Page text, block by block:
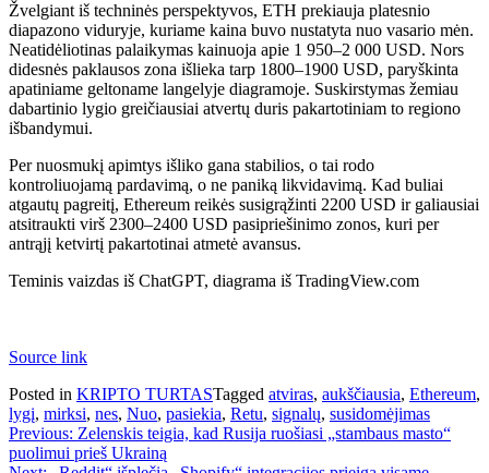
Žvelgiant iš techninės perspektyvos, ETH prekiauja platesnio
diapazono viduryje, kuriame kaina buvo nustatyta nuo vasario mėn.
Neatidėliotinas palaikymas kainuoja apie 1 950–2 000 USD. Nors
didesnės paklausos zona išlieka tarp 1800–1900 USD, paryškinta
apatiniame geltoname langelyje diagramoje. Suskirstymas žemiau
dabartinio lygio greičiausiai atvertų duris pakartotiniam to regiono
išbandymui.
Per nuosmukį apimtys išliko gana stabilios, o tai rodo
kontroliuojamą pardavimą, o ne paniką likvidavimą. Kad buliai
atgautų pagreitį, Ethereum reikės susigrąžinti 2200 USD ir galiausiai
atsitraukti virš 2300–2400 USD pasipriešinimo zonos, kuri per
antrąjį ketvirtį pakartotinai atmetė avansus.
Teminis vaizdas iš ChatGPT, diagrama iš TradingView.com
Source link
Posted in KRIPTO TURTASTagged atviras, aukščiausia, Ethereum,
lygį, mirksi, nes, Nuo, pasiekia, Retu, signalų, susidomėjimas
Navigacija
tarp
Previous: Zelenskis teigia, kad Rusija ruošiasi „stambaus masto“
puolimui prieš Ukrainą